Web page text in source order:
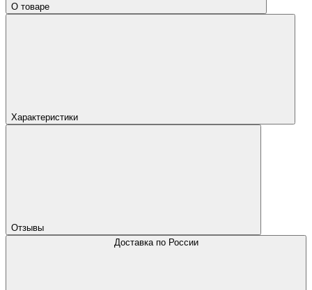
О товаре
Характеристики
Отзывы
Доставка по России